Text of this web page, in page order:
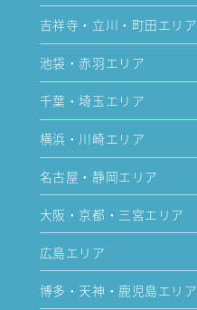
吉祥寺・立川・町田エリア
池袋・赤羽エリア
千葉・埼玉エリア
横浜・川崎エリア
名古屋・静岡エリア
大阪・京都・三宮エリア
広島エリア
博多・天神・鹿児島エリア